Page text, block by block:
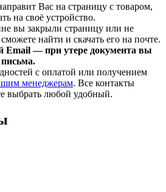
Вас на страницу с товаром,
на своё устройство.
вы закрыли страницу или не
найти и скачать его на почте.
Email — при утере документа вы
письма.
с оплатой или получением
менеджерам. Все контакты
выбрать любой удобный.